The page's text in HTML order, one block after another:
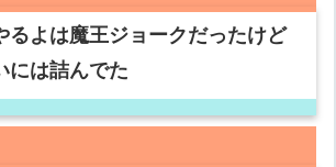
るよは魔王ジョークだったけど
には詰んでた